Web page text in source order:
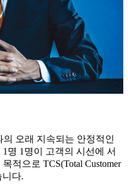
오래 지속되는 안정적인
명 1명이 고객의 시선에 서
적으로 TCS(Total Customer
니다.